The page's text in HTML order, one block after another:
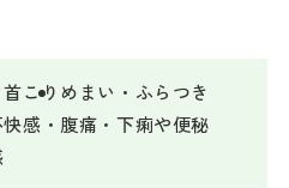
こり めまい・ふらつき
快感・腹痛・下痢や便秘